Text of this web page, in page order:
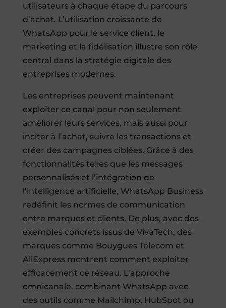
utilisateurs à chaque étape du parcours
d’achat. L’utilisation croissante de
WhatsApp pour le service client, le
marketing et la fidélisation illustre son rôle
central dans la stratégie digitale des
entreprises modernes.
Les entreprises peuvent maintenant
exploiter ce canal pour non seulement
améliorer leurs services, mais aussi pour
inciter à l’achat, suivre les transactions et
créer des campagnes ciblées. Grâce à des
fonctionnalités telles que les messages
personnalisés et l’intégration de
l’intelligence artificielle, WhatsApp Business
redéfinit les normes de communication
entre marques et clients. De plus, avec des
exemples concrets issus de VivaTech, des
marques comme Bouygues Telecom et
AliExpress montrent comment exploiter
efficacement ce réseau. L’approche
omnicanale, combinant WhatsApp avec
des outils comme Mailchimp, HubSpot ou